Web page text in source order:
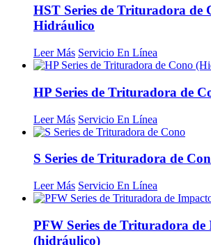
HST Series de Trituradora de
Hidráulico
Leer Más Servicio En Línea
HP Series de Trituradora de
Leer Más Servicio En Línea
S Series de Trituradora de
Leer Más Servicio En Línea
PFW Series de Trituradora de
(hidráulico)